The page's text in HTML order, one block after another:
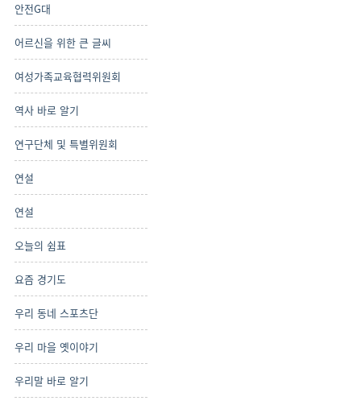
안전G대
어르신을 위한 큰 글씨
여성가족교육협력위원회
역사 바로 알기
연구단체 및 특별위원회
연설
연설
오늘의 쉼표
요즘 경기도
우리 동네 스포츠단
우리 마을 옛이야기
우리말 바로 알기